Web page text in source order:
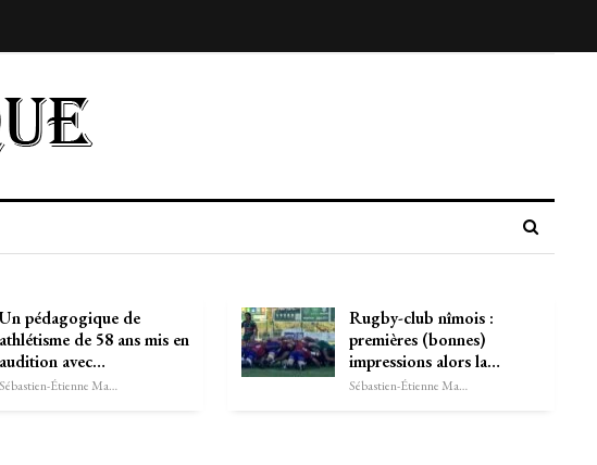
Un pédagogique de
athlétisme de 58 ans mis en
audition avec…
Sébastien-Étienne Marechal
Rugby-club nîmois :
premières (bonnes)
impressions alors la…
Sébastien-Étienne Marechal